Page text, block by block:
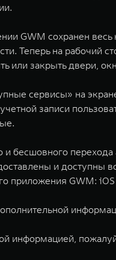
GWM сохранен весь
Теперь на рабочий
или закрыть двери,
сервисы» на
записи
бесшовного
и доступны
приложения GWM:
информацией,